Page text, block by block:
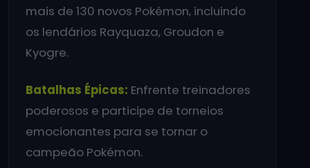
mais de 130 novos Pokémon, incluindo
os lendários Rayquaza, Groudon e
Kyogre.
Batalhas Épicas: Enfrente treinadores
poderosos e participe de torneios
emocionantes para se tornar o
campeão Pokémon.